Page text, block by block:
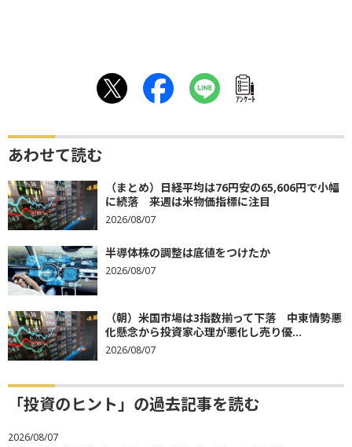
ｱﾝｹｰﾄ
あわせて読む
（まとめ）日経平均は76円安の65,606円で小幅
に続落 来週は米物価指標に注目
2026/08/07
半導体株の調整は底値をつけたか
2026/08/07
（朝）米国市場は3指数揃って下落 中東情勢悪
化懸念から投資家心理が悪化し売り優...
2026/08/07
「投資のヒント」の過去記事を読む
2026/08/07